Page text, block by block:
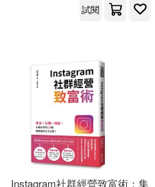
英國牛津大學出版社
華盛頓‧歐文(1)
葛湄菲 編著(1)
試閱
Instagram社群經營致富術：集